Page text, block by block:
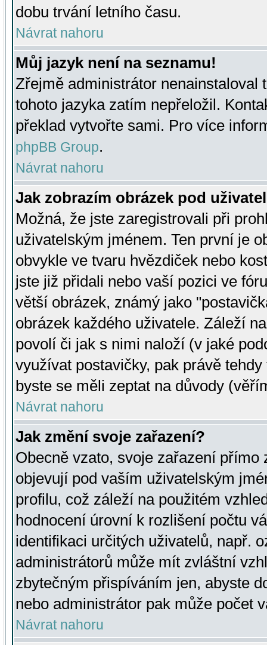
dobu trvání letního času.
Návrat nahoru
Můj jazyk není na seznamu!
Zřejmě administrátor nenainstaloval
tohoto jazyka zatím nepřeložil.
překlad vytvořte sami. Pro více
phpBB Group.
Návrat nahoru
Jak zobrazím obrázek pod
Možná, že jste zaregistrovali při
uživatelským jménem. Ten první je
obvykle ve tvaru hvězdiček nebo
jste již přidali nebo vaší pozici ve
větší obrázek, známý jako
obrázek každého uživatele. Záleží
povolí či jak s nimi naloží (v jaké
využívat postavičky, pak právě
byste se měli zeptat na důvody
Návrat nahoru
Jak změní svoje zařazení?
Obecně vzato, svoje zařazení přímo
objevují pod vaším uživatelským
profilu, což záleží na použitém
hodnocení úrovní k rozlišení počtu
identifikaci určitých uživatelů, např.
administrátorů může mít zvláštní
zbytečným přispíváním jen, abyste
nebo administrátor pak může počet
Návrat nahoru